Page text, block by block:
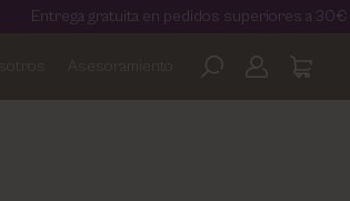
gratuita en pedidos superiores a 30€
Asesoramiento